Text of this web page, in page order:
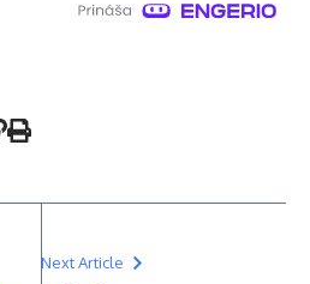
Next Article